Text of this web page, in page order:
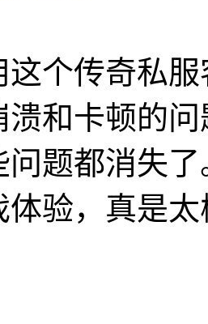
这个传奇私
溃和卡顿的
问题都消失
体验，真是